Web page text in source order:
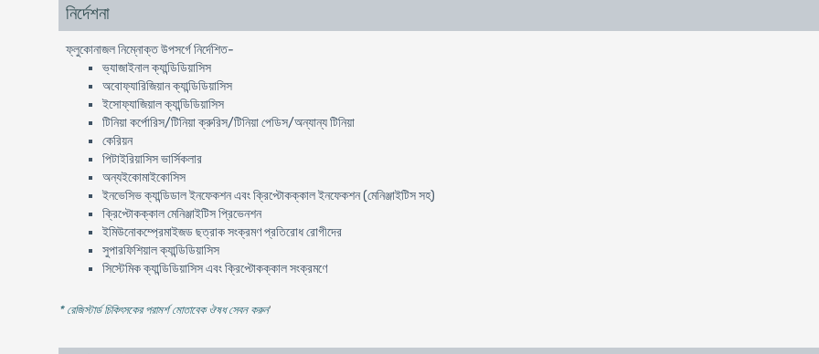
নির্দেশনা
ফ্লুকোনাজল নিম্নোক্ত উপসর্গে নির্দেশিত-
ভ্যাজাইনাল ক্যান্ডিডিয়াসিস
অবোফ্যারিজিয়ান ক্যান্ডিডিয়াসিস
ইসোফ্যাজিয়াল ক্যান্ডিডিয়াসিস
টিনিয়া কর্পোরিস/টিনিয়া ক্রুরিস/টিনিয়া পেডিস/অন্যান্য টিনিয়া
কেরিয়ন
পিটাইরিয়াসিস ভার্সিকলার
অন্যইকোমাইকোসিস
ইনভেসিভ ক্যান্ডিডাল ইনফেকশন এবং ক্রিপ্টোকক্কাল ইনফেকশন (মেনিঞ্জাইটিস সহ)
ক্রিপ্টোকক্কাল মেনিঞ্জাইটিস প্রিভেনশন
ইমিউনোকম্প্রেমাইজড ছত্রাক সংক্রমণ প্রতিরোধ রোগীদের
সুপারফিশিয়াল ক্যান্ডিডিয়াসিস
সিস্টেমিক ক্যান্ডিডিয়াসিস এবং ক্রিপ্টোকক্কাল সংক্রমণে
* রেজিস্টার্ড চিকিৎসকের পরামর্শ মোতাবেক ঔষধ সেবন করুন'